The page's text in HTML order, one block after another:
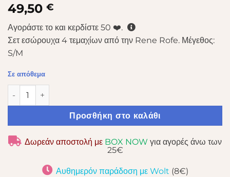
49,50 €
Αγοράστε το και κερδίστε 50 ❤️.
Σετ εσώρουχα 4 τεμαχίων από την Rene Rofe. Μέγεθος:
S/M
Σε απόθεμα
R.R. UP TO MY NECK 4PC CHOCKER SET BLACK S/M
Προσθήκη στο καλάθι
Δωρεάν αποστολή με BOX NOW για αγορές άνω των
25€
Αυθημερόν παράδοση με Wolt (8€)